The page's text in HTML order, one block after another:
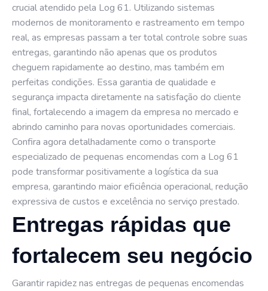
crucial atendido pela Log 61. Utilizando sistemas
modernos de monitoramento e rastreamento em tempo
real, as empresas passam a ter total controle sobre suas
entregas, garantindo não apenas que os produtos
cheguem rapidamente ao destino, mas também em
perfeitas condições. Essa garantia de qualidade e
segurança impacta diretamente na satisfação do cliente
final, fortalecendo a imagem da empresa no mercado e
abrindo caminho para novas oportunidades comerciais.
Confira agora detalhadamente como o transporte
especializado de pequenas encomendas com a Log 61
pode transformar positivamente a logística da sua
empresa, garantindo maior eficiência operacional, redução
expressiva de custos e excelência no serviço prestado.
Entregas rápidas que
fortalecem seu negócio
Garantir rapidez nas entregas de pequenas encomendas